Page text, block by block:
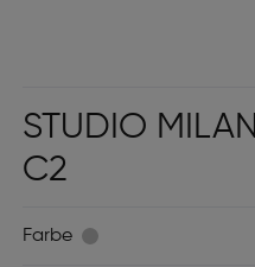
STUDIO
C2
Farbe